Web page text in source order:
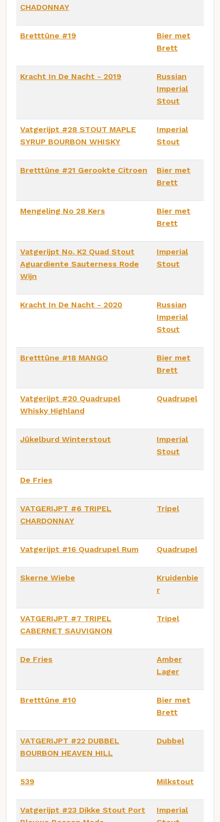
CHADONNAY
Bretttûne #19
Bier met
Brett
Kracht In De Nacht - 2019
Russian
Imperial
Stout
Vatgerijpt #28 STOUT MAPLE
SYRUP BOURBON WHISKY
Imperial
Stout
Bretttûne #21 Gerookte Citroen
Bier met
Brett
Mengeling No 28 Kers
Bier met
Brett
Vatgerijpt No. K2 Quad Stout
Aguardiente Sauterness Rode
Wijn
Imperial
Stout
Kracht In De Nacht - 2020
Russian
Imperial
Stout
Bretttûne #18 MANGO
Bier met
Brett
Vatgerijpt #20 Quadrupel
Whisky Highland
Quadrupel
Jûkelburd Winterstout
Imperial
Stout
De Fries
VATGERIJPT #6 TRIPEL
CHARDONNAY
Tripel
Vatgerijpt #16 Quadrupel Rum Quadrupel
Skerne Wiebe
Kruidenbie
r
VATGERIJPT #7 TRIPEL
CABERNET SAUVIGNON
Tripel
De Fries
Amber
Lager
Bretttûne #10
Bier met
Brett
VATGERIJPT #22 DUBBEL
BOURBON HEAVEN HILL
Dubbel
539 Milkstout
Vatgerijpt #23 Dikke Stout Port
Imperial